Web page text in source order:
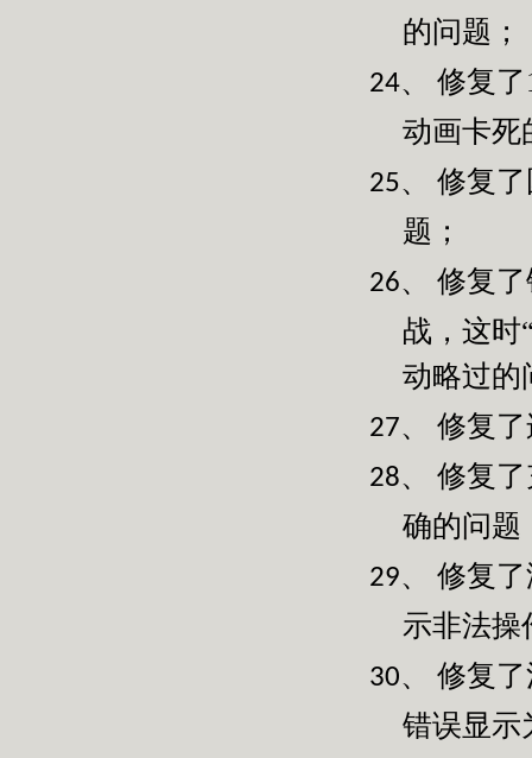
的问题；
24、 修复了
动画卡死
25、
修复
题；
26、
修复
战，这时
动略过的
27、 修复
28、
修复
确的问题
29、
修复
示非法操
30、
修复
错误显示